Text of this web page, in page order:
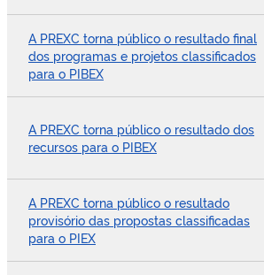
A PREXC torna público o resultado final
dos programas e projetos classificados
para o PIBEX
A PREXC torna público o resultado dos
recursos para o PIBEX
A PREXC torna público o resultado
provisório das propostas classificadas
para o PIEX